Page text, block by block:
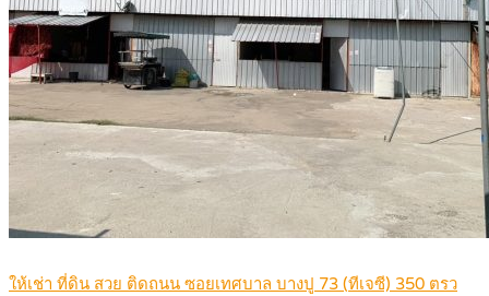
ให้เช่า ที่ดิน สวย ติดถนน ซอยเทศบาล บางปู 73 (ทีเจซี) 350 ตรว